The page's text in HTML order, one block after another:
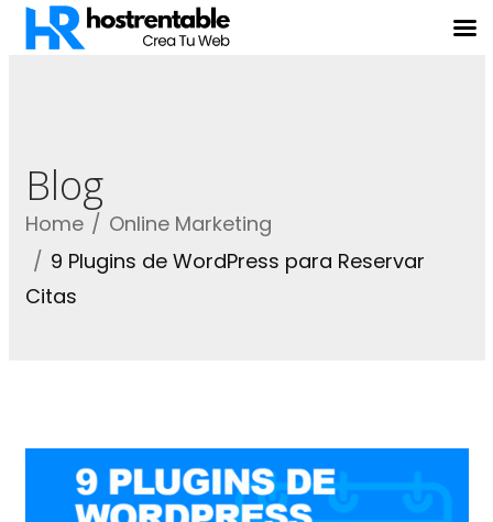
Blog
Home
Online Marketing
9 Plugins de WordPress para Reservar
Citas